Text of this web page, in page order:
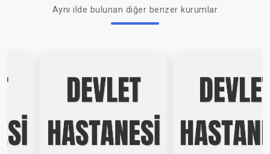
Aynı ilde bulunan diğer benzer kurumlar